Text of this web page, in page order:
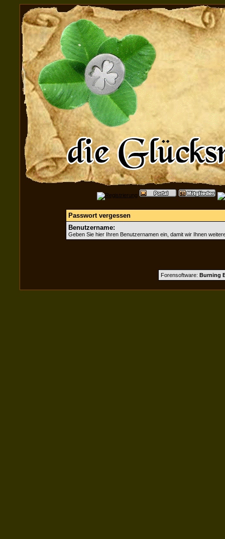
Passwort vergessen
Benutzername:
Geben Sie hier Ihren Benutzernamen ein, damit wir Ihnen
Forensoftware: Burning